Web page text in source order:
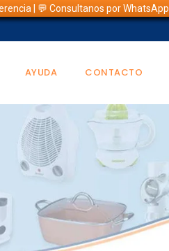
| 💬 Consultanos por WhatsApp
AYUDA CONTACTO